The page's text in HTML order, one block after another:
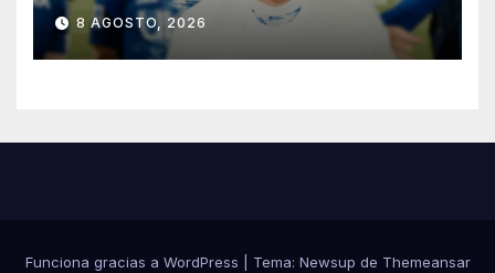
libre hasta 2028
8 AGOSTO, 2026
Funciona gracias a WordPress Tema: Newsup de Themeansar